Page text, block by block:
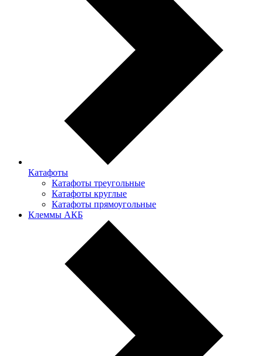
Катафоты
Катафоты треугольные
Катафоты круглые
Катафоты прямоугольные
Клеммы АКБ